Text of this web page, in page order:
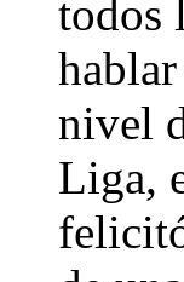
todos
nivel
Liga,